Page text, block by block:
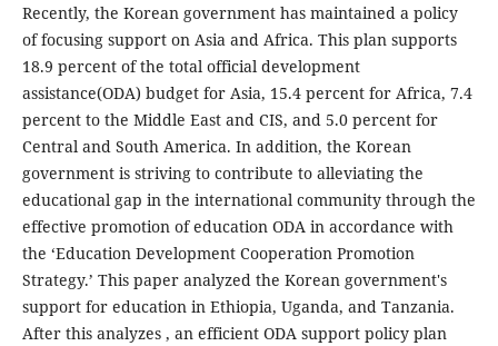
Recently, the Korean government has maintained a policy
of focusing support on Asia and Africa. This plan supports
18.9 percent of the total official development
assistance(ODA) budget for Asia, 15.4 percent for Africa, 7.4
percent to the Middle East and CIS, and 5.0 percent for
Central and South America. In addition, the Korean
government is striving to contribute to alleviating the
educational gap in the international community through the
effective promotion of education ODA in accordance with
the ‘Education Development Cooperation Promotion
Strategy.’ This paper analyzed the Korean government's
support for education in Ethiopia, Uganda, and Tanzania.
After this analyzes , an efficient ODA support policy plan